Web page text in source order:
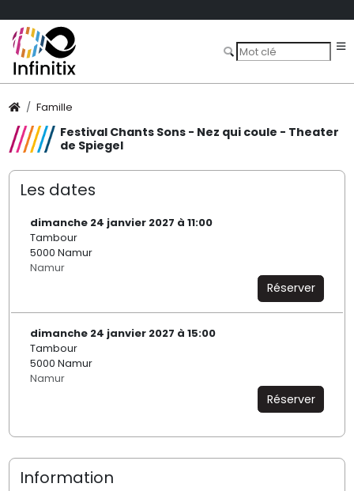
Famille
Festival Chants Sons - Nez qui coule - Theater
de Spiegel
Les dates
dimanche 24 janvier 2027 à 11:00
Tambour
5000 Namur
Namur
Réserver
dimanche 24 janvier 2027 à 15:00
Tambour
5000 Namur
Namur
Réserver
Information